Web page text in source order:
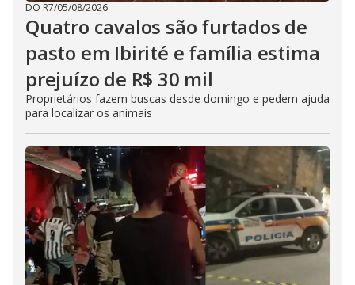
DO R7/05/08/2026
Quatro cavalos são furtados de
pasto em Ibirité e família estima
prejuízo de R$ 30 mil
Proprietários fazem buscas desde domingo e pedem ajuda
para localizar os animais